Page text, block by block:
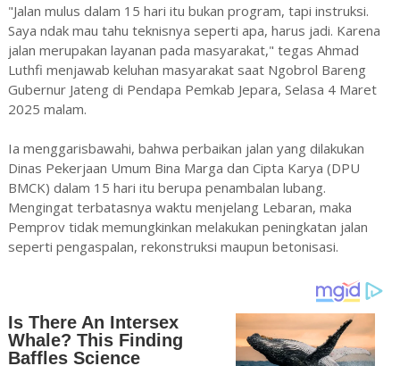
"Jalan mulus dalam 15 hari itu bukan program, tapi instruksi.
Saya ndak mau tahu teknisnya seperti apa, harus jadi. Karena
jalan merupakan layanan pada masyarakat," tegas Ahmad
Luthfi menjawab keluhan masyarakat saat Ngobrol Bareng
Gubernur Jateng di Pendapa Pemkab Jepara, Selasa 4 Maret
2025 malam.
Ia menggarisbawahi, bahwa perbaikan jalan yang dilakukan
Dinas Pekerjaan Umum Bina Marga dan Cipta Karya (DPU
BMCK) dalam 15 hari itu berupa penambalan lubang.
Mengingat terbatasnya waktu menjelang Lebaran, maka
Pemprov tidak memungkinkan melakukan peningkatan jalan
seperti pengaspalan, rekonstruksi maupun betonisasi.